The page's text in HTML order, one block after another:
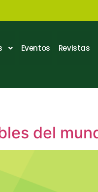
Eventos Revistas
del